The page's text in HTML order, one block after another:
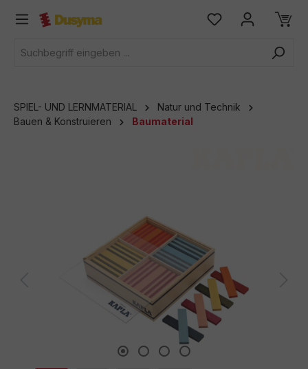
springen
SPIEL- UND LERNMATERIAL
Natur und Technik
Bauen & Konstruieren
Baumaterial